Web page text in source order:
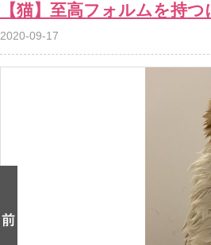
【猫】至高フォルムを持
2020-09-17